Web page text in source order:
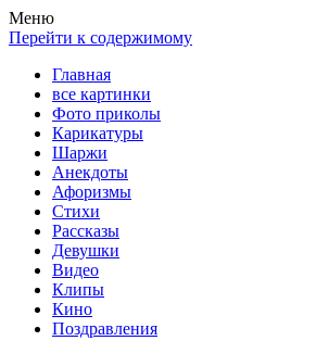
Весела хата — прикольные картинки,
Покажем всем ваши фото приколы,
Меню
Перейти к содержимому
Главная
все картинки
Фото приколы
Карикатуры
Шаржи
Анекдоты
Афоризмы
Стихи
Рассказы
Девушки
Видео
Клипы
Кино
Поздравления